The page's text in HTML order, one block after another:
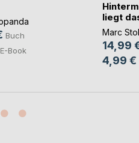
Buch
E-Book
liegt
Marc
14,99
4,99 €